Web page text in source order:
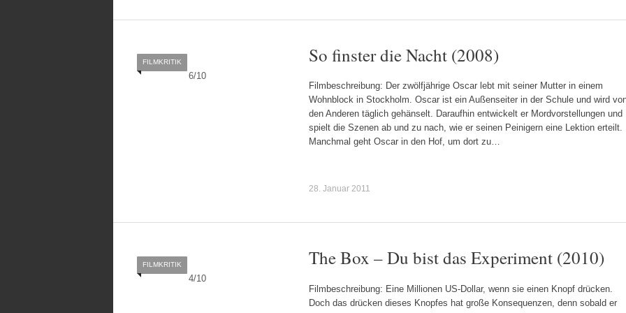
6/10
FILMKRITIK So finster die Nacht (2008)
Filmbeschreibung: Der zwölfjährige Oscar lebt mit seiner Mutter in einem
Wohnblock in Stockholm. Oscar ist ein Außenseiter in der Schule und wird
den Anderen täglich gehänselt. Daraufhin entwickelt er Mordvorstellungen und
spielt die Szenen ab und zu nach, wie er seinen Peinigern eine Lektion erteilt.
Manchmal geht Oscar in den Hof, um dort zu…
28. Januar 2011
4/10
FILMKRITIK The Box – Du bist das Experiment (2010)
Filmbeschreibung: Eine Millionen US-Dollar, wenn sie einen Knopf drücken.
Doch das drücken dieses Knopfes hat große Konsequenzen, denn sobald er